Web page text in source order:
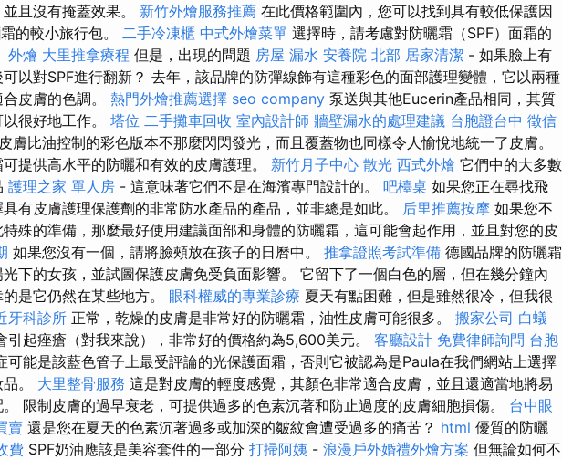
且沒有掩蓋效果。 新竹外燴服務推薦 在此價格範圍內，您可以找到具有較低保護因
的較小旅行包。 二手冷凍櫃 中式外燴菜單 選擇時，請考慮對防曬霜（SPF）面霜的
外燴 大里推拿療程 但是，出現的問題 房屋 漏水 安養院 北部 居家清潔 - 如果臉上有
以對SPF進行翻新？ 去年，該品牌的防彈線飾有這種彩色的面部護理變體，它以兩種
皮膚的色調。 熱門外燴推薦選擇 seo company 泵送與其他Eucerin產品相同，其質
很好地工作。 塔位 二手攤車回收 室內設計師 牆壁漏水的處理建議 台胞證台中 徵信
皮膚比油控制的彩色版本不那麼閃閃發光，而且覆蓋物也同樣令人愉悅地統一了皮膚。
提供高水平的防曬和有效的皮膚護理。 新竹月子中心 散光 西式外燴 它們中的大多數
護理之家 單人房 - 這意味著它們不是在海濱專門設計的。 吧檯桌 如果您正在尋找飛
有皮膚護理保護劑的非常防水產品的產品，並非總是如此。 后里推薦按摩 如果您不
殊的準備，那麼最好使用建議面部和身體的防曬霜，這可能會起作用，並且對您的皮
如果您沒有一個，請將臉頰放在孩子的日曆中。 推拿證照考試準備 德國品牌的防曬霜
下的女孩，並試圖保護皮膚免受負面影響。 它留下了一個白色的層，但在幾分鐘內
是它仍然在某些地方。 眼科權威的專業診療 夏天有點困難，但是雖然很冷，但我很
牙科診所 正常，乾燥的皮膚是非常好的防曬霜，油性皮膚可能很多。 搬家公司 白蟻
引起痤瘡（對我來說），非常好的價格約為5,600美元。 客廳設計 免費律師詢問 台胞
可能是該藍色管子上最受評論的光保護面霜，否則它被認為是Paula在我們網站上選擇
。 大里整骨服務 這是對皮膚的輕度感覺，其顏色非常適合皮膚，並且還適當地將易
限制皮膚的過早衰老，可提供過多的色素沉著和防止過度的皮膚細胞損傷。 台中眼
賣 還是您在夏天的色素沉著過多或加深的皺紋會遭受過多的痛苦？ html 優質的防曬
費 SPF奶油應該是美容套件的一部分 打掃阿姨 - 浪漫戶外婚禮外燴方案 但無論如何不